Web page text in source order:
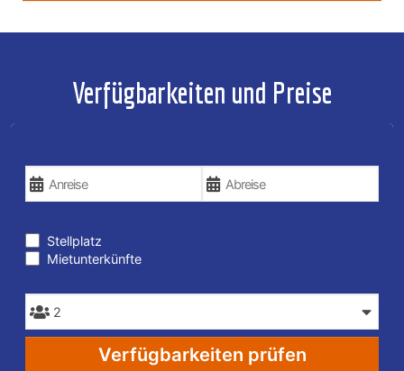
Verfügbarkeiten und Preise
Stellplatz
Mietunterkünfte
Verfügbarkeiten prüfen